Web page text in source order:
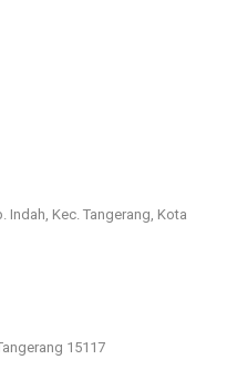
Indah, Kec. Tangerang, Kota
15117